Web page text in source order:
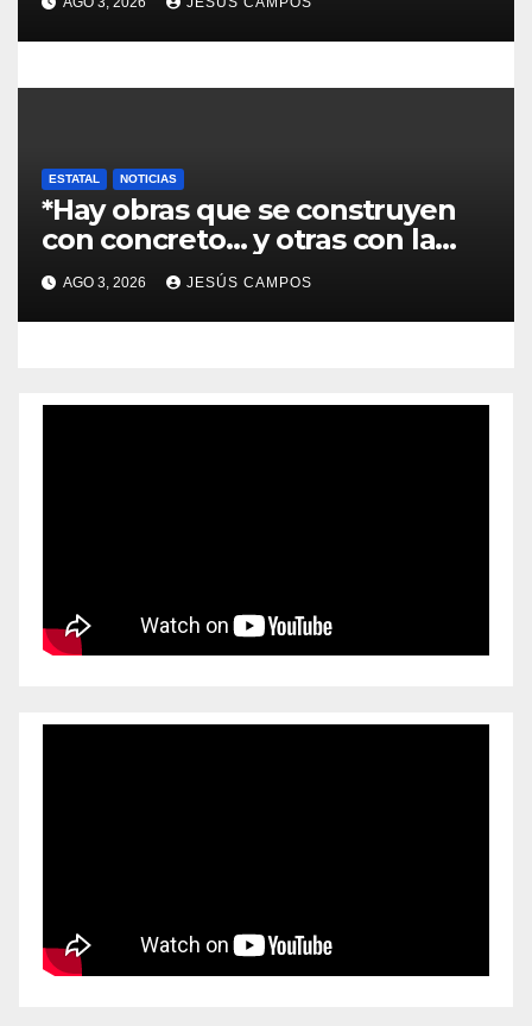
infraestructura
ESTATAL NOTICIAS
*Hay obras que se construyen
con concreto… y otras con la
convicción de brindar una
mejor atención a quienes más
lo necesitan.*
AGO 3, 2026 JESÚS CAMPOS